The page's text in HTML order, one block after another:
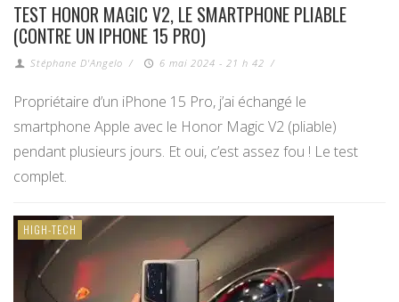
TEST HONOR MAGIC V2, LE SMARTPHONE PLIABLE
(CONTRE UN IPHONE 15 PRO)
Stéphane D'Angelo / 6 mai 2024 - 21 h 42 /
Propriétaire d’un iPhone 15 Pro, j’ai échangé le
smartphone Apple avec le Honor Magic V2 (pliable)
pendant plusieurs jours. Et oui, c’est assez fou ! Le test
complet.
HIGH-TECH